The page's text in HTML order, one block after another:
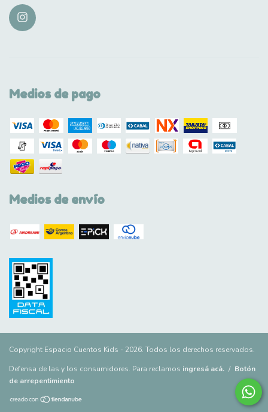
Medios de pago
Medios de envío
Copyright Espacio Cuentos Kids - 2026. Todos los derechos reservados.
Defensa de las y los consumidores. Para reclamos ingresá acá. / Botón
de arrepentimiento